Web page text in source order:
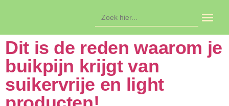
naar:
Dit is de reden waarom je
buikpijn krijgt van
suikervrije en light